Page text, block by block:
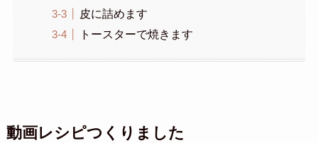
皮に詰めます
トースターで焼きます
動画レシピつくりました